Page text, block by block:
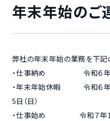
年末年始のご
弊社の年末年始の業務を下記
・仕事納め 令和６年12
・年末年始休暇 令和６年12
5日（日）
・仕事始め 令和７年1月